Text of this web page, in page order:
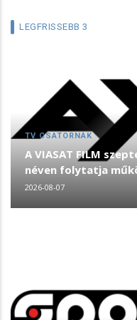
LEGFRISSEBB 3
TV CSATORNÁK
A VIASAT FILM
néven folytatja
2026-08-07